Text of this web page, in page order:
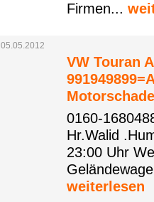
Firmen...
05.05.2012
VW Touran
0160-
Hr.Walid
23:00 Uhr
weiterlesen